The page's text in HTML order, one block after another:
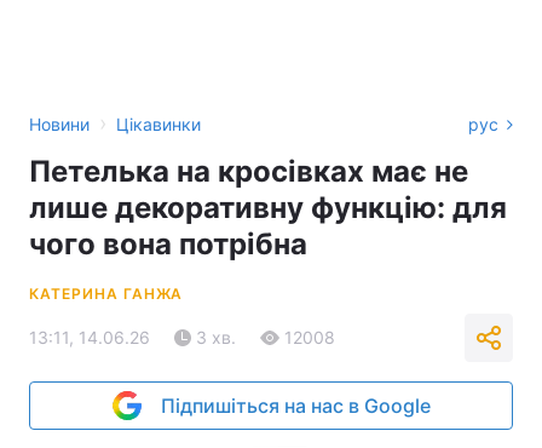
Новини › Цікавинки рус
Петелька на кросівках має не
лише декоративну функцію: для
чого вона потрібна
КАТЕРИНА ГАНЖА
13:11, 14.06.26 3 хв. 12008
Підпишіться на нас в Google